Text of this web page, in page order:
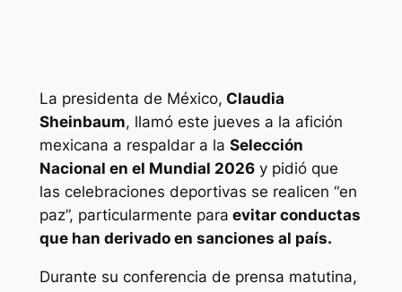
La presidenta de México, Claudia
Sheinbaum, llamó este jueves a la afición
mexicana a respaldar a la Selección
Nacional en el Mundial 2026y pidió que
las celebraciones deportivas se realicen “en
paz”, particularmente para evitar conductas
que han derivado en sanciones al país.
Durante su conferencia de prensa matutina,